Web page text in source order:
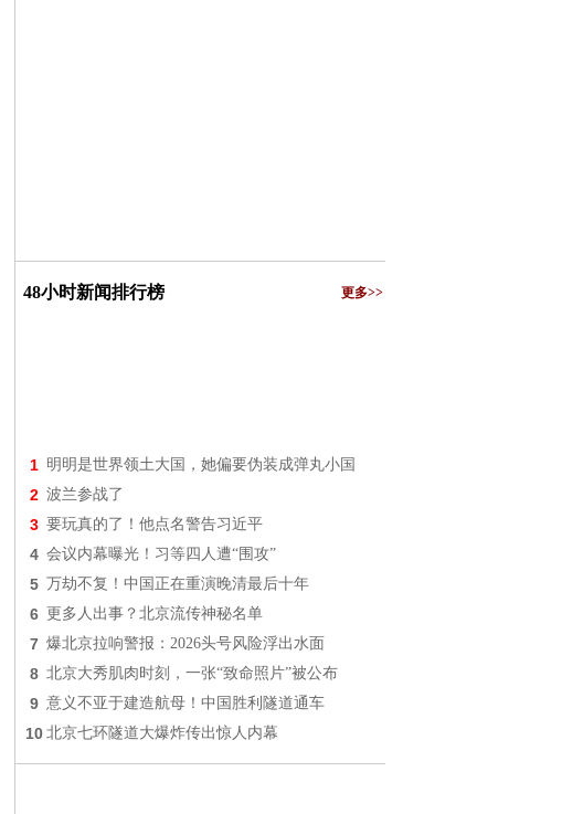
48小时新闻排行榜 更多>>
1 明明是世界领土大国，她偏要伪装成弹丸小国
2 波兰参战了
3 要玩真的了！他点名警告习近平
4 会议内幕曝光！习等四人遭“围攻”
5 万劫不复！中国正在重演晚清最后十年
6 更多人出事？北京流传神秘名单
7 爆北京拉响警报：2026头号风险浮出水面
8 北京大秀肌肉时刻，一张“致命照片”被公布
9 意义不亚于建造航母！中国胜利隧道通车
10 北京七环隧道大爆炸传出惊人内幕